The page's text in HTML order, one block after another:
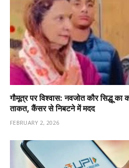
गौमूत्र पर विश्वास: नवजोत कौर सिद्धू
ताकत, कैंसर से निबटने में मदद
FEBRUARY 2, 2026